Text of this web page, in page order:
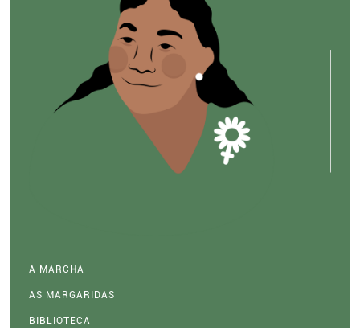
A MARCHA
AS MARGARIDAS
BIBLIOTECA